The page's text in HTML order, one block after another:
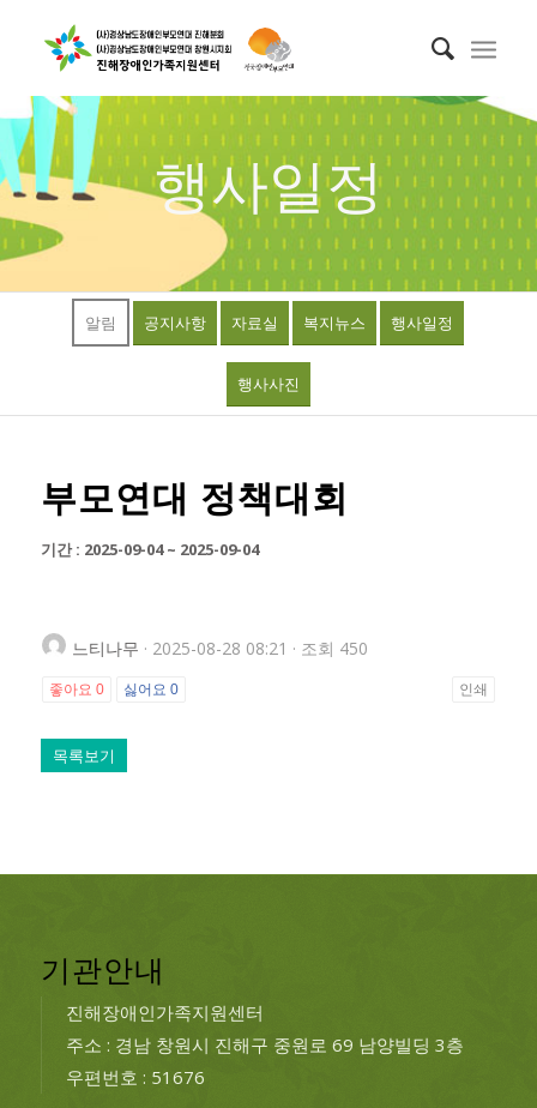
행사일정
알림 공지사항 자료실 복지뉴스 행사일정
행사사진
부모연대 정책대회
기간 : 2025-09-04 ~ 2025-09-04
느티나무 · 2025-08-28 08:21 · 조회 450
좋아요 0 싫어요 0 인쇄
목록보기
기관안내
진해장애인가족지원센터
주소 : 경남 창원시 진해구 중원로 69 남양빌딩 3층
우편번호 : 51676